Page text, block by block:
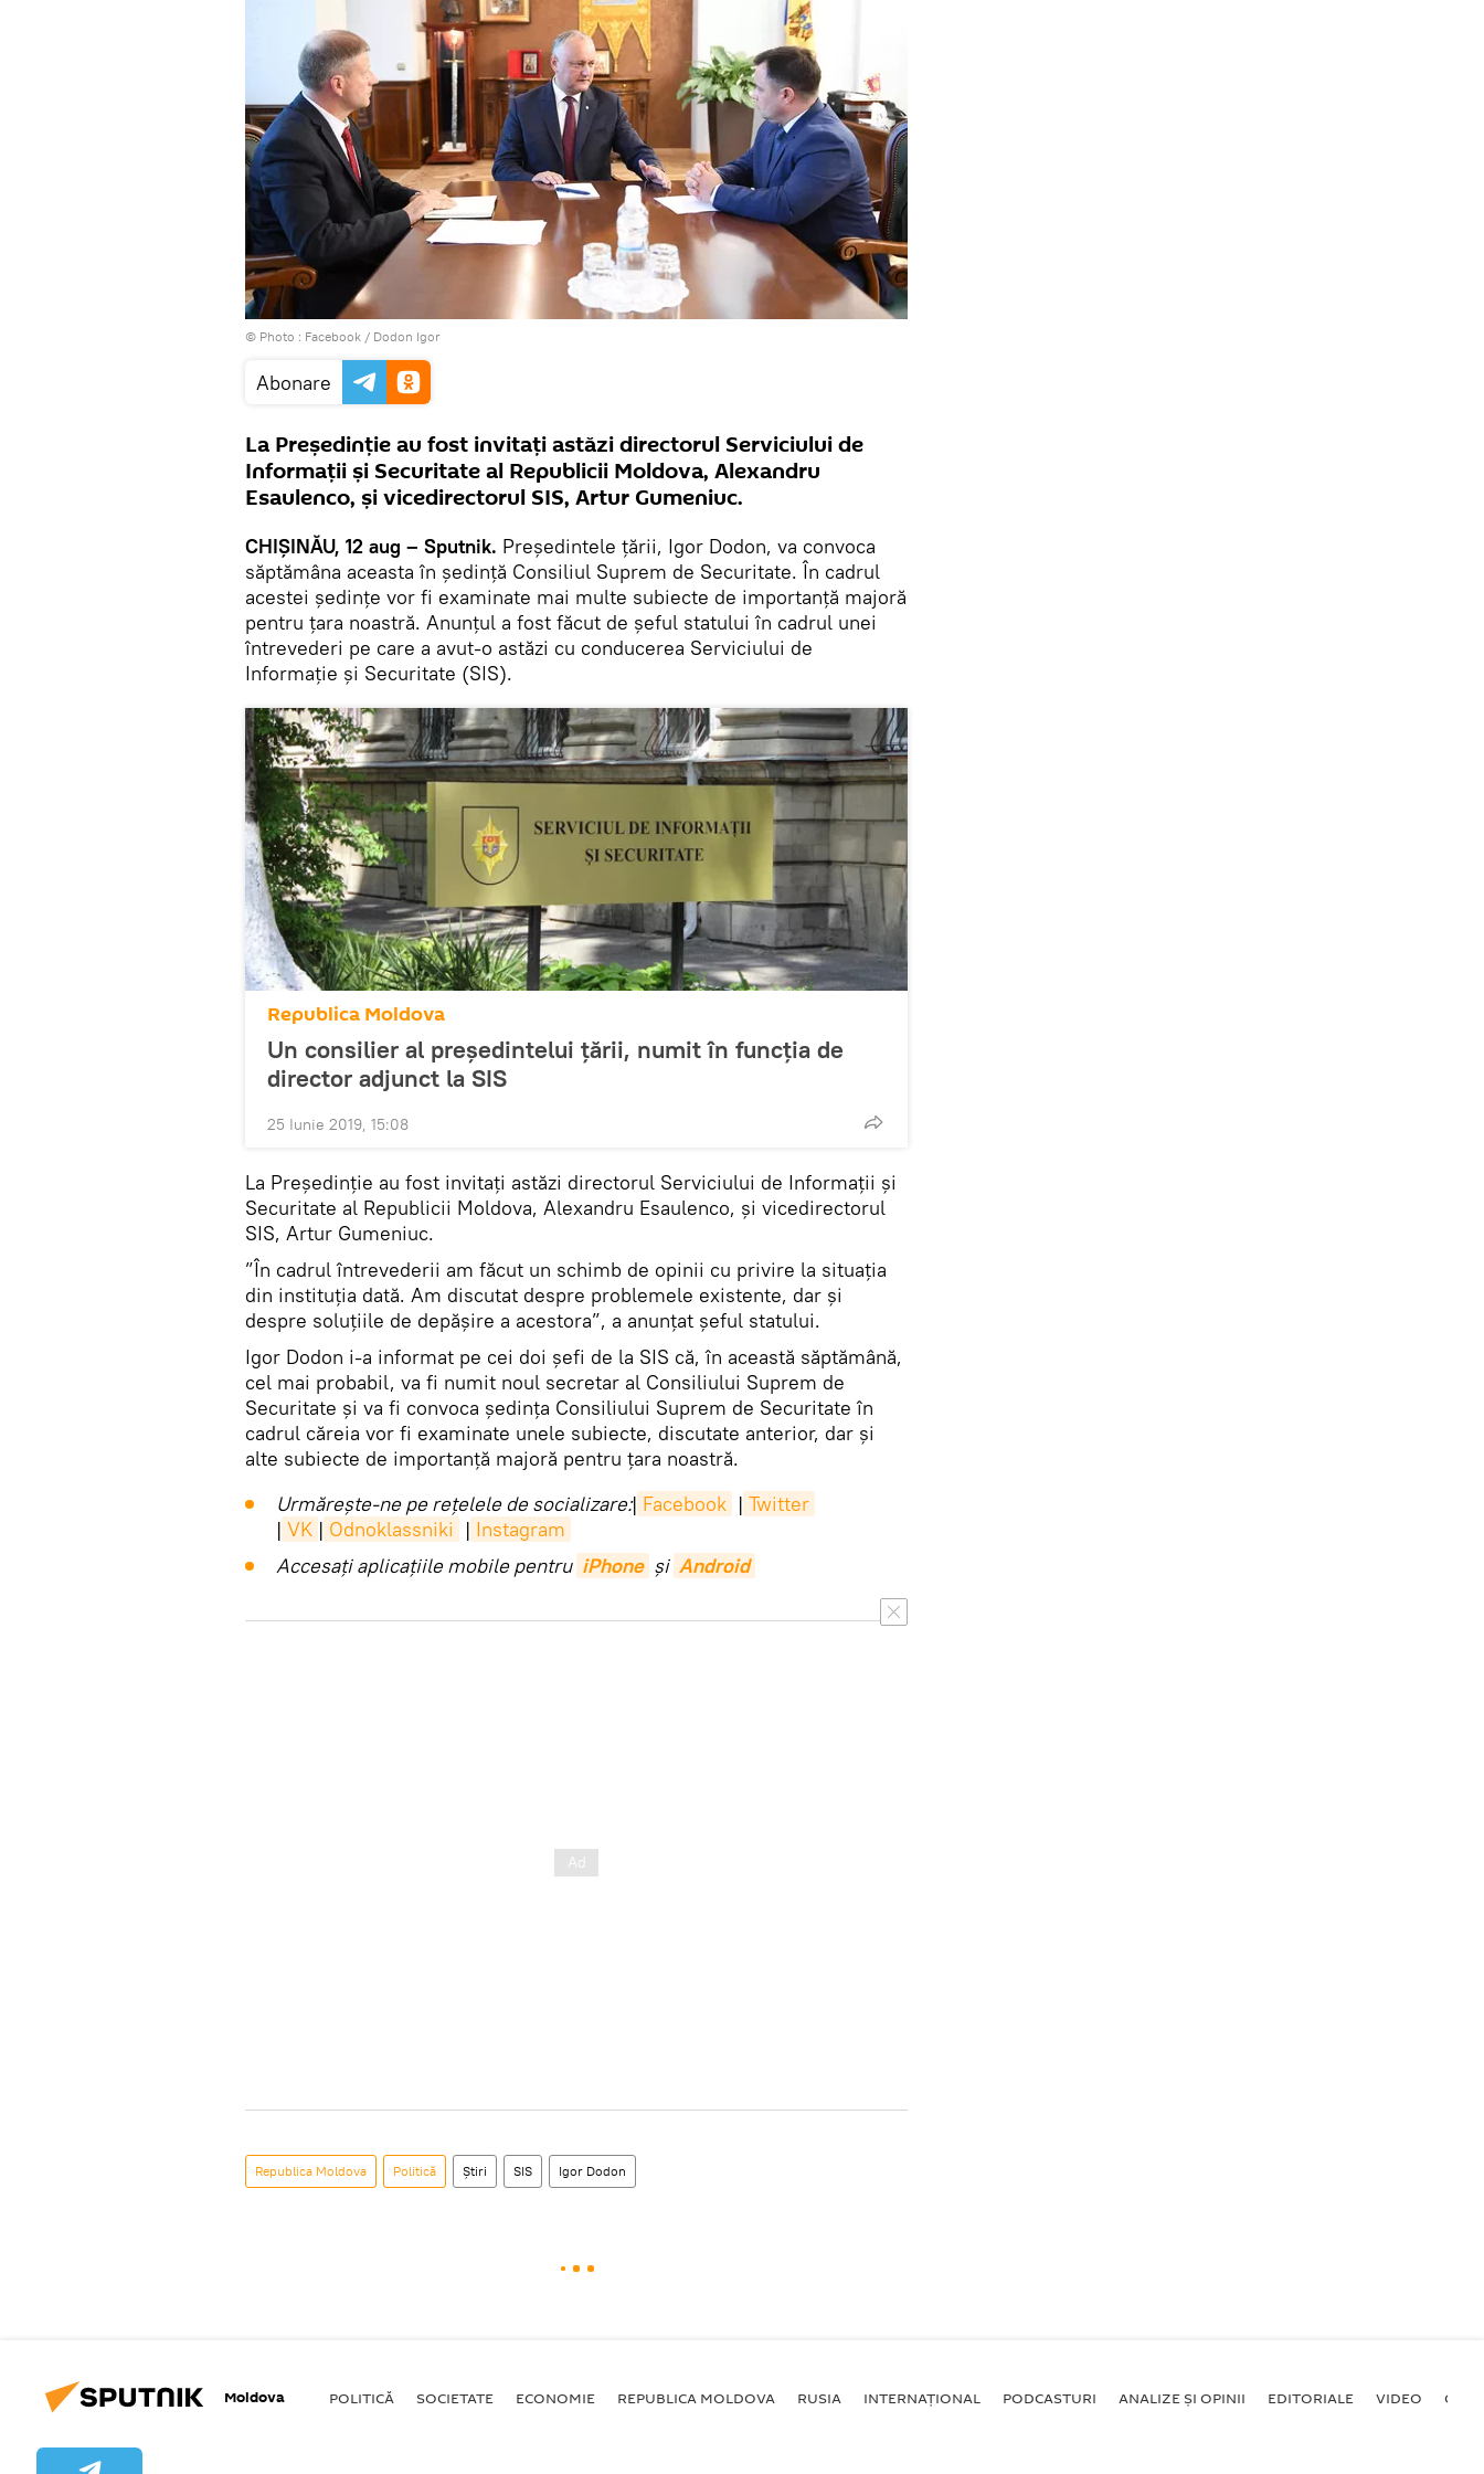
© Photo : Facebook / Dodon Igor
Abonare
La Președinție au fost invitați astăzi directorul Serviciului de
Informații și Securitate al Republicii Moldova, Alexandru
Esaulenco, și vicedirectorul SIS, Artur Gumeniuc.
CHIȘINĂU, 12 aug – Sputnik. Președintele țării, Igor Dodon, va convoca
săptămâna aceasta în ședință Consiliul Suprem de Securitate. În cadrul
acestei ședințe vor fi examinate mai multe subiecte de importanță majoră
pentru țara noastră. Anunțul a fost făcut de șeful statului în cadrul unei
întrevederi pe care a avut-o astăzi cu conducerea Serviciului de
Informație și Securitate (SIS).
Republica Moldova
Un consilier al președintelui țării, numit în funcția de
director adjunct la SIS
25 Iunie 2019, 15:08
La Președinție au fost invitați astăzi directorul Serviciului de Informații și
Securitate al Republicii Moldova, Alexandru Esaulenco, și vicedirectorul
SIS, Artur Gumeniuc.
”În cadrul întrevederii am făcut un schimb de opinii cu privire la situația
din instituția dată. Am discutat despre problemele existente, dar și
despre soluțiile de depășire a acestora”, a anunțat șeful statului.
Igor Dodon i-a informat pe cei doi șefi de la SIS că, în această săptămână,
cel mai probabil, va fi numit noul secretar al Consiliului Suprem de
Securitate și va fi convoca ședința Consiliului Suprem de Securitate în
cadrul căreia vor fi examinate unele subiecte, discutate anterior, dar și
alte subiecte de importanță majoră pentru țara noastră.
Urmărește-ne pe rețelele de socializare:| Facebook | Twitter
| VK | Odnoklassniki | Instagram
Accesaţi aplicaţiile mobile pentru iPhone și Android
Republica Moldova Politică Știri SIS Igor Dodon
Moldova POLITICĂ SOCIETATE ECONOMIE REPUBLICA MOLDOVA RUSIA INTERNAȚIONAL PODCASTURI ANALIZE ȘI OPINII EDITORIALE VIDEO